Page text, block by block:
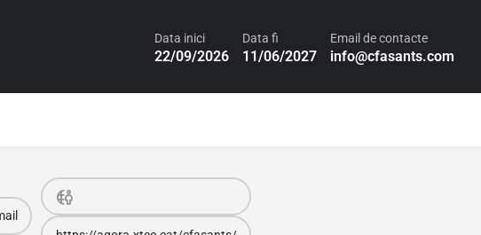
Data inici
22/09/2026
Data fi
11/06/2027
Email de contacte
info@cfasants.com